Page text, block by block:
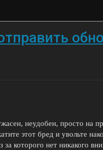
неудобен, просто на
этот бред и увольте
за которого нет никакого